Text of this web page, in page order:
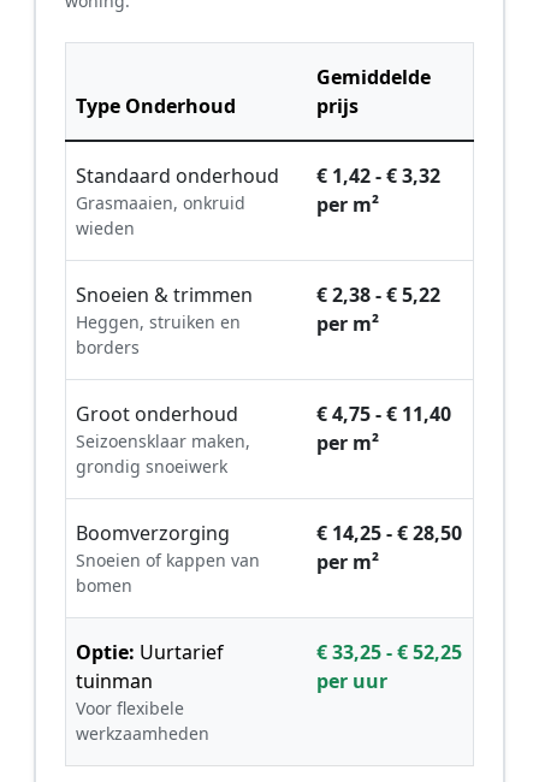
Type Onderhoud
Gemiddelde
prijs
Standaard onderhoud
Grasmaaien, onkruid
wieden
€ 1,42 - € 3,32
per m²
Snoeien & trimmen
Heggen, struiken en
borders
€ 2,38 - € 5,22
per m²
Groot onderhoud
Seizoensklaar maken,
grondig snoeiwerk
€ 4,75 - € 11,40
per m²
Boomverzorging
Snoeien of kappen van
bomen
€ 14,25 - € 28,50
per m²
Optie: Uurtarief
tuinman
Voor flexibele
werkzaamheden
€ 33,25 - € 52,25
per uur